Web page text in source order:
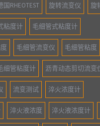
国RHEOTEST 旋转流变仪 旋
粘度计 毛细管式粘度计
毛细管流变仪 毛细管粘度
细管粘度计 沥青动态剪切流变
流变测试 淬火浓度计
淬火液浓度 淬火液浓度计